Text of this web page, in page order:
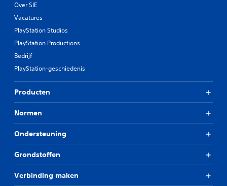
Over SIE
Vacatures
PlayStation Studios
PlayStation Productions
Bedrijf
PlayStation-geschiedenis
Producten
Normen
Ondersteuning
Grondstoffen
Verbinding maken